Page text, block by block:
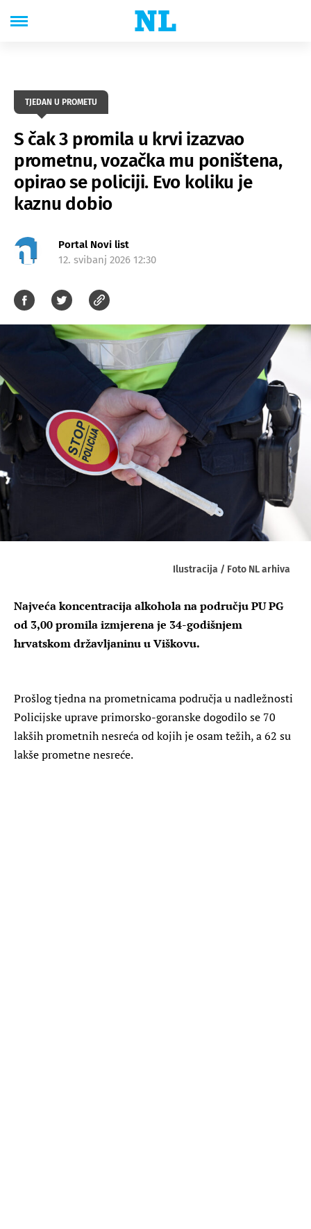
TJEDAN U PROMETU
S čak 3 promila u krvi izazvao
prometnu, vozačka mu poništena,
opirao se policiji. Evo koliku je
kaznu dobio
Portal Novi list
12. svibanj 2026 12:30
Ilustracija / Foto NL arhiva
Najveća koncentracija alkohola na području PU PG
od 3,00 promila izmjerena je 34-godišnjem
hrvatskom državljaninu u Viškovu.
Prošlog tjedna na prometnicama područja u nadležnosti
Policijske uprave primorsko-goranske dogodilo se 70
lakših prometnih nesreća od kojih je osam težih, a 62 su
lakše prometne nesreće.